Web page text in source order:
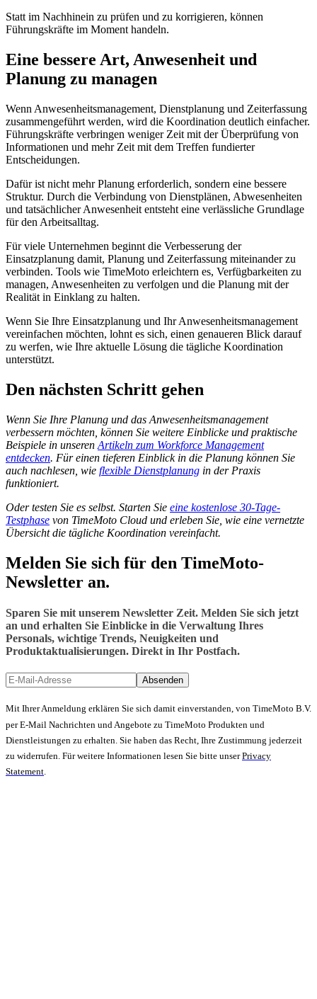
Statt im Nachhinein zu prüfen und zu korrigieren, können
Führungskräfte im Moment handeln.
Eine bessere Art, Anwesenheit und
Planung zu managen
Wenn Anwesenheitsmanagement, Dienstplanung und Zeiterfassung
zusammengeführt werden, wird die Koordination deutlich einfacher.
Führungskräfte verbringen weniger Zeit mit der Überprüfung von
Informationen und mehr Zeit mit dem Treffen fundierter
Entscheidungen.
Dafür ist nicht mehr Planung erforderlich, sondern eine bessere
Struktur. Durch die Verbindung von Dienstplänen, Abwesenheiten
und tatsächlicher Anwesenheit entsteht eine verlässliche Grundlage
für den Arbeitsalltag.
Für viele Unternehmen beginnt die Verbesserung der
Einsatzplanung damit, Planung und Zeiterfassung miteinander zu
verbinden. Tools wie TimeMoto erleichtern es, Verfügbarkeiten zu
managen, Anwesenheiten zu verfolgen und die Planung mit der
Realität in Einklang zu halten.
Wenn Sie Ihre Einsatzplanung und Ihr Anwesenheitsmanagement
vereinfachen möchten, lohnt es sich, einen genaueren Blick darauf
zu werfen, wie Ihre aktuelle Lösung die tägliche Koordination
unterstützt.
Den nächsten Schritt gehen
Wenn Sie Ihre Planung und das Anwesenheitsmanagement
verbessern möchten, können Sie weitere Einblicke und praktische
Beispiele in unseren Artikeln zum Workforce Management
entdecken. Für einen tieferen Einblick in die Planung können Sie
auch nachlesen, wie flexible Dienstplanung in der Praxis
funktioniert.
Oder testen Sie es selbst. Starten Sie eine kostenlose 30-Tage-
Testphase von TimeMoto Cloud und erleben Sie, wie eine vernetzte
Übersicht die tägliche Koordination vereinfacht.
Melden Sie sich für den TimeMoto-
Newsletter an.
Sparen Sie mit unserem Newsletter Zeit. Melden Sie sich jetzt
an und erhalten Sie Einblicke in die Verwaltung Ihres
Personals, wichtige Trends, Neuigkeiten und
Produktaktualisierungen. Direkt in Ihr Postfach.
Absenden
Mit Ihrer Anmeldung erklären Sie sich damit einverstanden, von TimeMoto B.V.
per E-Mail Nachrichten und Angebote zu TimeMoto Produkten und
Dienstleistungen zu erhalten. Sie haben das Recht, Ihre Zustimmung jederzeit
zu widerrufen. Für weitere Informationen lesen Sie bitte unserPrivacy
Statement.